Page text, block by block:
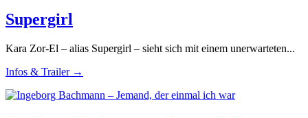
Supergirl
Kara Zor-El – alias Supergirl – sieht sich mit einem unerwarteten...
Infos & Trailer →